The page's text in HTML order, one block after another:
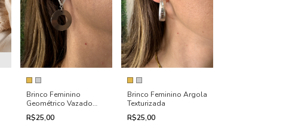
Brinco Feminino
Geométrico Vazado
com Pingente Circular
R$25,00
Brinco Feminino Argola
Texturizada
R$25,00